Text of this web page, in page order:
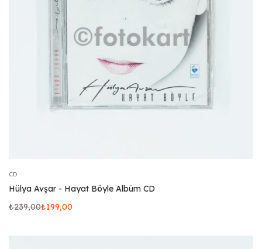
CD
Hülya Avşar - Hayat Böyle Albüm CD
₺239,00₺199,00